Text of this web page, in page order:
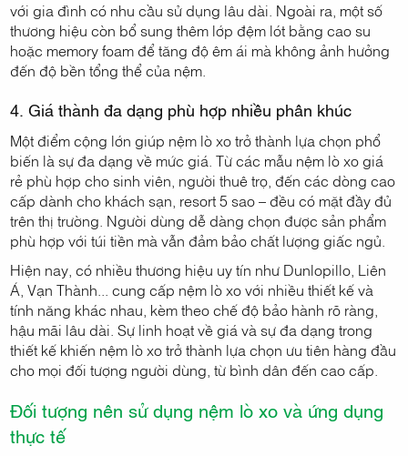
với gia đình có nhu cầu sử dụng lâu dài. Ngoài ra, một số
thương hiệu còn bổ sung thêm lớp đệm lót bằng cao su
hoặc memory foam để tăng độ êm ái mà không ảnh hưởng
đến độ bền tổng thể của nệm.
4. Giá thành đa dạng phù hợp nhiều phân khúc
Một điểm cộng lớn giúp nệm lò xo trở thành lựa chọn phổ
biến là sự đa dạng về mức giá. Từ các mẫu nệm lò xo giá
rẻ phù hợp cho sinh viên, người thuê trọ, đến các dòng cao
cấp dành cho khách sạn, resort 5 sao – đều có mặt đầy đủ
trên thị trường. Người dùng dễ dàng chọn được sản phẩm
phù hợp với túi tiền mà vẫn đảm bảo chất lượng giấc ngủ.
Hiện nay, có nhiều thương hiệu uy tín như Dunlopillo, Liên
Á, Vạn Thành... cung cấp nệm lò xo với nhiều thiết kế và
tính năng khác nhau, kèm theo chế độ bảo hành rõ ràng,
hậu mãi lâu dài. Sự linh hoạt về giá và sự đa dạng trong
thiết kế khiến nệm lò xo trở thành lựa chọn ưu tiên hàng đầu
cho mọi đối tượng người dùng, từ bình dân đến cao cấp.
Đối tượng nên sử dụng nệm lò xo và ứng dụng
thực tế